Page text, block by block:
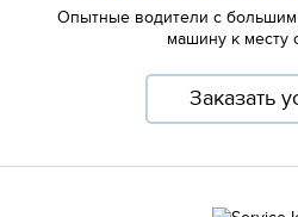
Опытные водители с
машину к месту
Заказать